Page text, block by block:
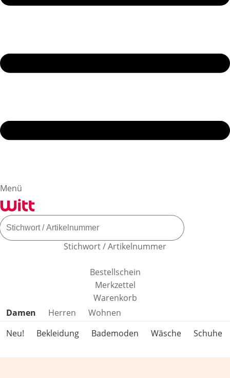
Menü
Stichwort / Artikelnummer
Bestellschein
Merkzettel
Warenkorb
Produktkategorien überspringen
Damen Herren
Wohnen
Neu!
Bekleidung Bademoden Wäsche Schuhe